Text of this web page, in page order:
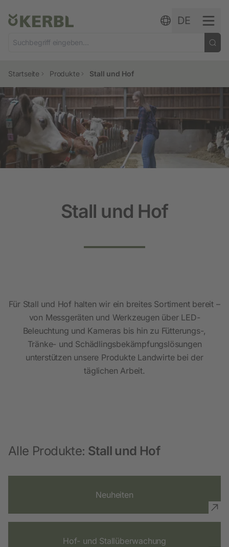
DE
Startseite Produkte Stall und Hof
Stall und Hof
Für Stall und Hof halten wir ein breites Sortiment bereit –
von Messgeräten und Werkzeugen über LED-
Beleuchtung und Kameras bis hin zu Fütterungs-,
Tränke- und Schädlingsbekämpfungslösungen
unterstützen unsere Produkte Landwirte bei der
täglichen Arbeit.
Alle Produkte: Stall und Hof
Neuheiten
Hof- und Stallüberwachung